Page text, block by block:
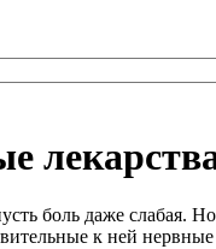
боль даже слабая.
к ней